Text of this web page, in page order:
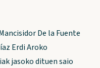
De la Fuente
Erdi Aroko
jasoko dituen saio